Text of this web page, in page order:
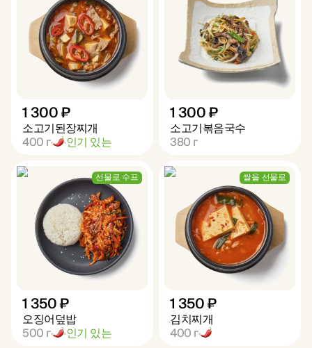
1 300 ₽
소고기된장찌개
400г 인기 있는
1 300 ₽
소고기볶음국수
380г
선물로 수프
1 350 ₽
오징어덮밥
500г 인기 있는
쌀을 선물로
1 350 ₽
김치찌개
400г